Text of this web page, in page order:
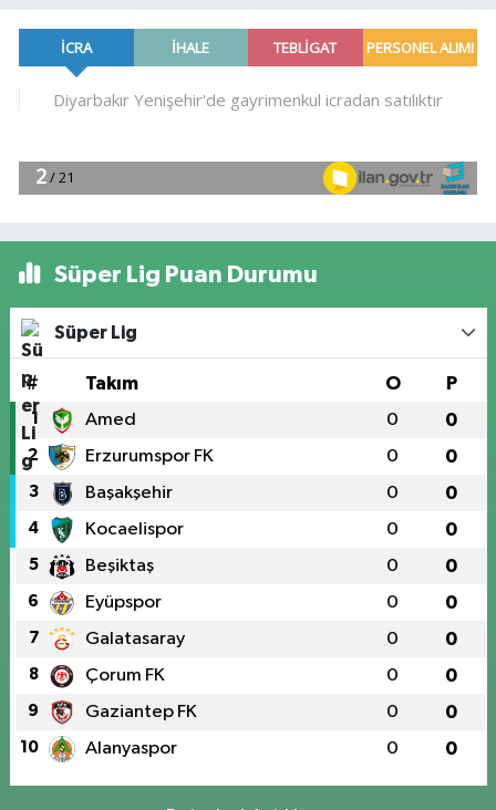
Süper Lig Puan Durumu
Süper Lig
# Takım O P
1 Amed 0 0
2 Erzurumspor FK 0 0
3 Başakşehir 0 0
4 Kocaelispor 0 0
5 Beşiktaş 0 0
6 Eyüpspor 0 0
7 Galatasaray 0 0
8 Çorum FK 0 0
9 Gaziantep FK 0 0
10 Alanyaspor 0 0